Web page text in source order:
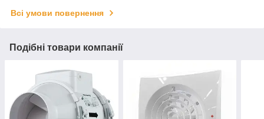
Всі умови повернення
Подібні товари компанії